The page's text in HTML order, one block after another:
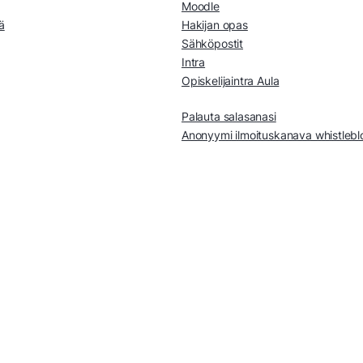
Moodle
Hakijan opas
Sähköpostit
Intra
Opiskelijaintra Aula
Palauta salasanasi
Anonyymi ilmoituskanava